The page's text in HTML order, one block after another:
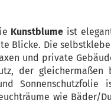
Kunstblume ist
Blicke. Die
und private
der
wie Bäder/